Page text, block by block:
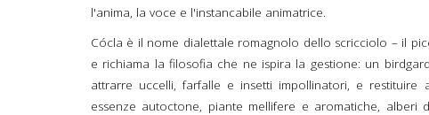
l'anima, la voce e l'instancabile animatrice.
Cócla è il nome dialettale romagnolo dello scricciolo – il
e richiama la filosofia che ne ispira la gestione: un
attrarre uccelli, farfalle e insetti impollinatori, e
essenze autoctone, piante mellifere e aromatiche,